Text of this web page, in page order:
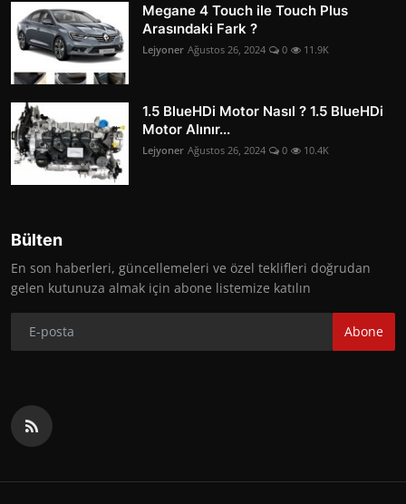
Megane 4 Touch ile Touch Plus
Arasındaki Fark ?
Lejyoner Ağustos 26, 2024 0 11.9K
1.5 BlueHDi Motor Nasıl ? 1.5 BlueHDi
Motor Alınır...
Lejyoner Ağustos 26, 2024 0 10.4K
Bülten
En son haberleri, güncellemeleri ve özel teklifleri doğrudan
gelen kutunuza almak için abone listemize katılın
Abone